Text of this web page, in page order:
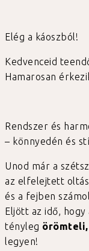
Elég a káoszból!
Kedvenceid
Hamarosan
Rendszer és
– könnyedén és
Unod már a
az elfelejtett
és a fejben
Eljött az idő,
tényleg
legyen!